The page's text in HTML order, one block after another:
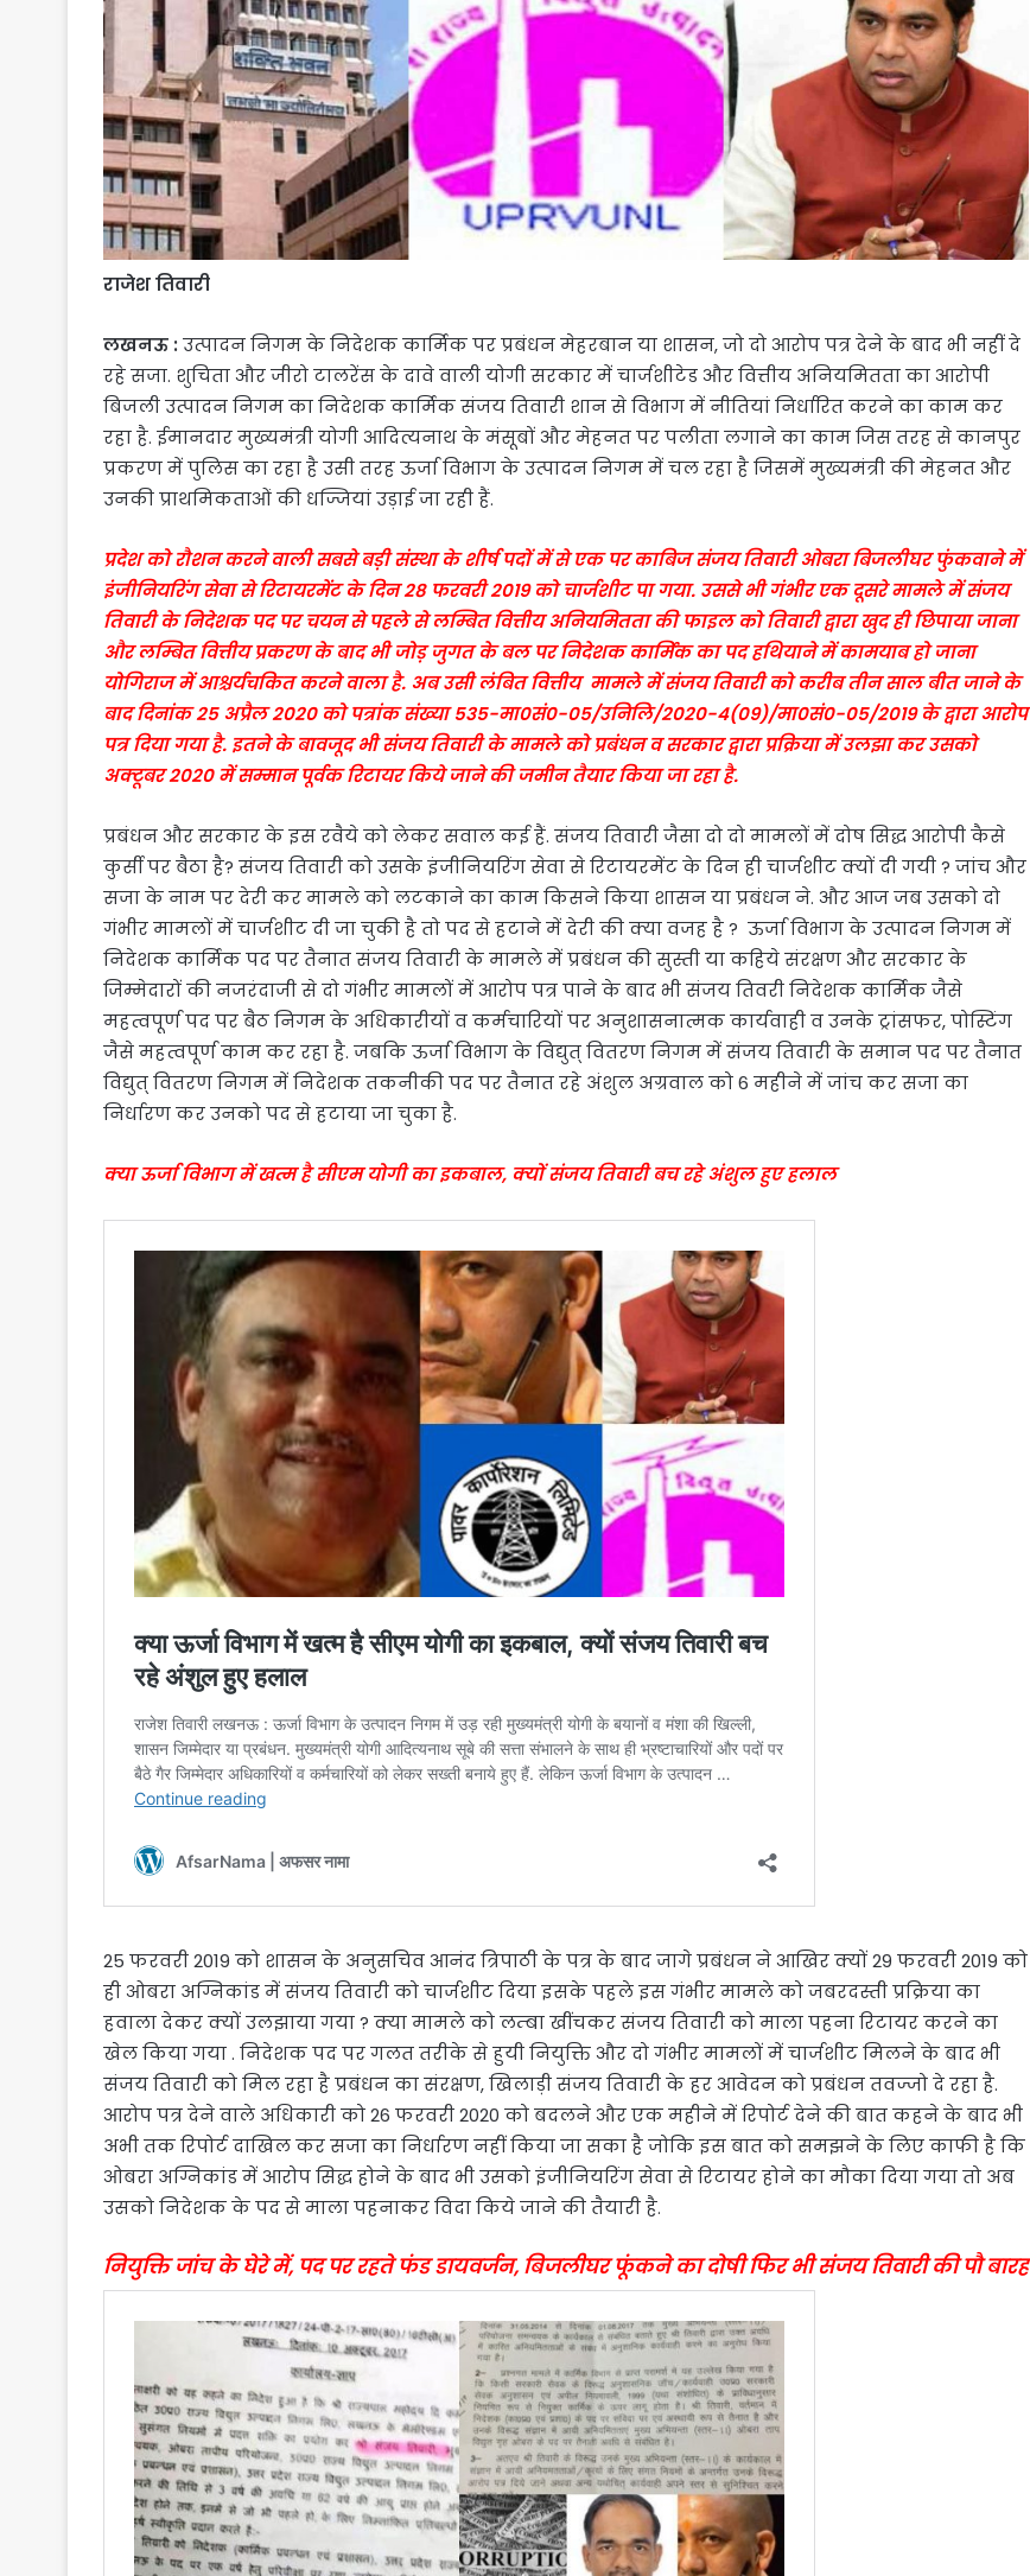
राजेश तिवारी
लखनऊ : उत्पादन निगम के निदेशक कार्मिक पर प्रबंधन मेहरबान या शासन, जो दो आरोप पत्र देने के बाद भी नहीं दे
रहे सजा. शुचिता और जीरो टालरेंस के दावे वाली योगी सरकार में चार्जशीटेड और वित्तीय अनियमितता का आरोपी
बिजली उत्पादन निगम का निदेशक कार्मिक संजय तिवारी शान से विभाग में नीतियां निर्धारित करने का काम कर
रहा है. ईमानदार मुख्यमंत्री योगी आदित्यनाथ के मंसूबों और मेहनत पर पलीता लगाने का काम जिस तरह से कानपुर
प्रकरण में पुलिस का रहा है उसी तरह ऊर्जा विभाग के उत्पादन निगम में चल रहा है जिसमें मुख्यमंत्री की मेहनत और
उनकी प्राथमिकताओं की धज्जियां उड़ाई जा रही हैं.
प्रदेश को रौशन करने वाली सबसे बड़ी संस्था के शीर्ष पदों में से एक पर काबिज संजय तिवारी ओबरा बिजलीघर फुंकवाने में
इंजीनियरिंग सेवा से रिटायरमेंट के दिन 28 फरवरी 2019 को चार्जशीट पा गया. उससे भी गंभीर एक दूसरे मामले में संजय
तिवारी के निदेशक पद पर चयन से पहले से लम्बित वित्तीय अनियमितता की फाइल को तिवारी द्वारा खुद ही छिपाया जाना
और लम्बित वित्तीय प्रकरण के बाद भी जोड़ जुगत के बल पर निदेशक कार्मिक का पद हथियाने में कामयाब हो जाना
योगिराज में आश्चर्यचकित करने वाला है. अब उसी लंबित वित्तीय मामले में संजय तिवारी को करीब तीन साल बीत जाने के
बाद दिनांक 25 अप्रैल 2020 को पत्रांक संख्या 535-मा०सं०-05/उनिलि/2020-4(09)/मा०सं०-05/2019 के द्वारा आरोप
पत्र दिया गया है. इतने के बावजूद भी संजय तिवारी के मामले को प्रबंधन व सरकार द्वारा प्रक्रिया में उलझा कर उसको
अक्टूबर 2020 में सम्मान पूर्वक रिटायर किये जाने की जमीन तैयार किया जा रहा है.
प्रबंधन और सरकार के इस रवैये को लेकर सवाल कई हैं. संजय तिवारी जैसा दो दो मामलों में दोष सिद्ध आरोपी कैसे
कुर्सी पर बैठा है? संजय तिवारी को उसके इंजीनियरिंग सेवा से रिटायरमेंट के दिन ही चार्जशीट क्यों दी गयी ? जांच और
सजा के नाम पर देरी कर मामले को लटकाने का काम किसने किया शासन या प्रबंधन ने. और आज जब उसको दो
गंभीर मामलों में चार्जशीट दी जा चुकी है तो पद से हटाने में देरी की क्या वजह है ? ऊर्जा विभाग के उत्पादन निगम में
निदेशक कार्मिक पद पर तैनात संजय तिवारी के मामले में प्रबंधन की सुस्ती या कहिये संरक्षण और सरकार के
जिम्मेदारों की नजरंदाजी से दो गंभीर मामलों में आरोप पत्र पाने के बाद भी संजय तिवरी निदेशक कार्मिक जैसे
महत्वपूर्ण पद पर बैठ निगम के अधिकारीयों व कर्मचारियों पर अनुशासनात्मक कार्यवाही व उनके ट्रांसफर, पोस्टिंग
जैसे महत्वपूर्ण काम कर रहा है. जबकि ऊर्जा विभाग के विद्युत् वितरण निगम में संजय तिवारी के समान पद पर तैनात
विद्युत् वितरण निगम में निदेशक तकनीकी पद पर तैनात रहे अंशुल अग्रवाल को 6 महीने में जांच कर सजा का
निर्धारण कर उनको पद से हटाया जा चुका है.
क्या ऊर्जा विभाग में खत्म है सीएम योगी का इकबाल, क्यों संजय तिवारी बच रहे अंशुल हुए हलाल
25 फरवरी 2019 को शासन के अनुसचिव आनंद त्रिपाठी के पत्र के बाद जागे प्रबंधन ने आखिर क्यों 29 फरवरी 2019 को
ही ओबरा अग्निकांड में संजय तिवारी को चार्जशीट दिया इसके पहले इस गंभीर मामले को जबरदस्ती प्रक्रिया का
हवाला देकर क्यों उलझाया गया ? क्या मामले को लम्बा खींचकर संजय तिवारी को माला पहना रिटायर करने का
खेल किया गया . निदेशक पद पर गलत तरीके से हुयी नियुक्ति और दो गंभीर मामलों में चार्जशीट मिलने के बाद भी
संजय तिवारी को मिल रहा है प्रबंधन का संरक्षण, खिलाड़ी संजय तिवारी के हर आवेदन को प्रबंधन तवज्जो दे रहा है.
आरोप पत्र देने वाले अधिकारी को 26 फरवरी 2020 को बदलने और एक महीने में रिपोर्ट देने की बात कहने के बाद भी
अभी तक रिपोर्ट दाखिल कर सजा का निर्धारण नहीं किया जा सका है जोकि इस बात को समझने के लिए काफी है कि
ओबरा अग्निकांड में आरोप सिद्ध होने के बाद भी उसको इंजीनियरिंग सेवा से रिटायर होने का मौका दिया गया तो अब
उसको निदेशक के पद से माला पहनाकर विदा किये जाने की तैयारी है.
नियुक्ति जांच के घेरे में, पद पर रहते फंड डायवर्जन, बिजलीघर फूंकने का दोषी फिर भी संजय तिवारी की पौ बारह